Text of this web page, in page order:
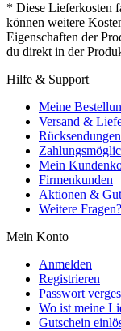
* Diese Lieferkosten
können weitere
Eigenschaften der
du direkt in der
Hilfe & Support
Meine
Versand &
Mein
Firmenkunden
Aktionen &
Weitere Fragen?
Mein Konto
Anmelden
Registrieren
Passwort
Wo ist meine
Gutschein